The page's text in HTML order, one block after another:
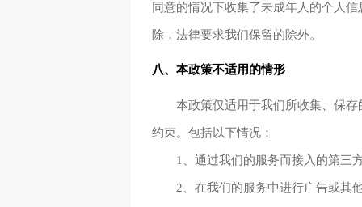
同意的情况下收集了未成年人的个人
除，法律要求我们保留的除外。
八、本政策不适用的情形
本政策仅适用于我们所收集、保
约束。包括以下情况：
1、通过我们的服务而接入的第三
2、在我们的服务中进行广告或其